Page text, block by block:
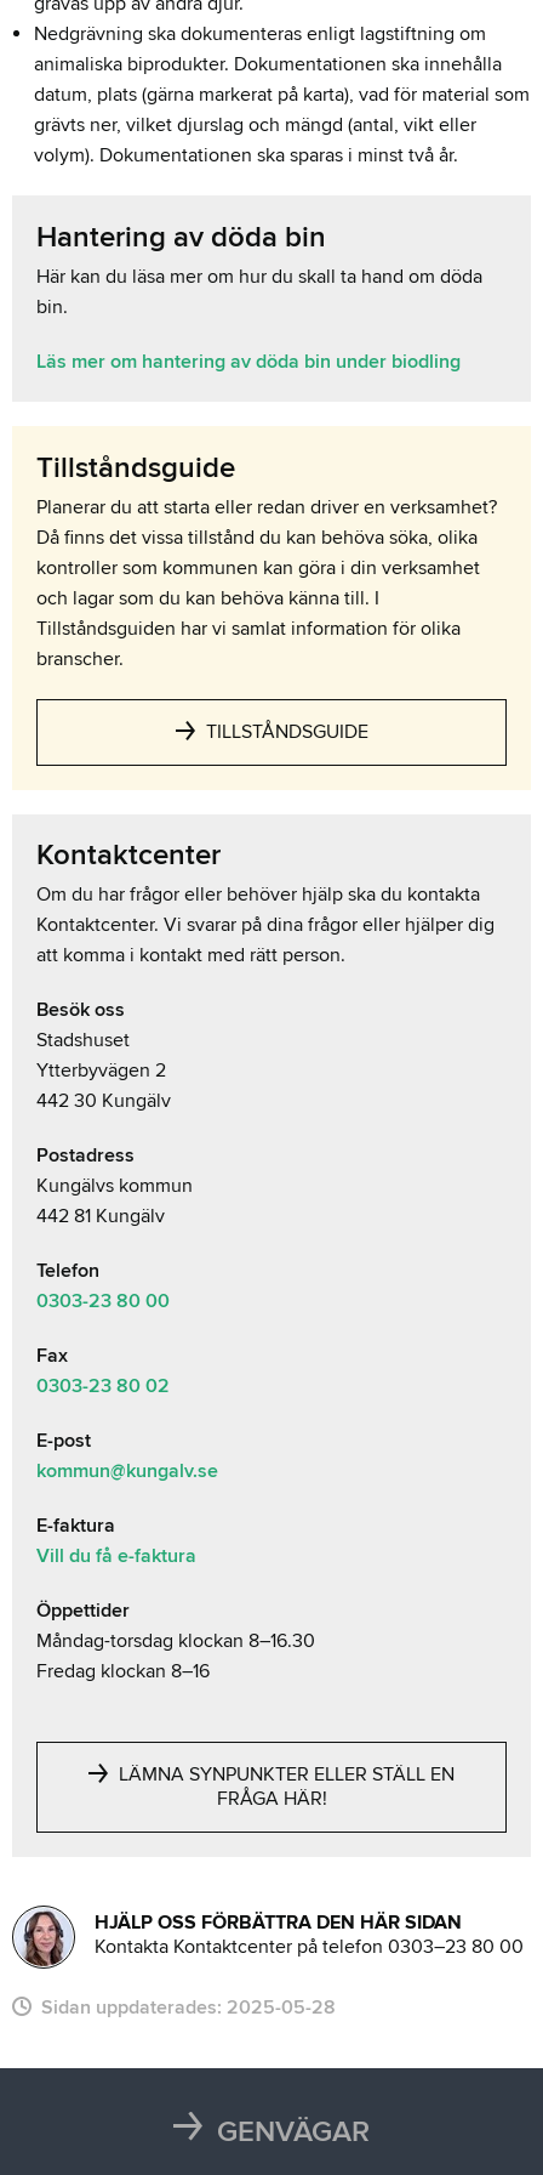
Nedgrävning ska dokumenteras enligt lagstiftning om
animaliska biprodukter. Dokumentationen ska innehålla
datum, plats (gärna markerat på karta), vad för material som
grävts ner, vilket djurslag och mängd (antal, vikt eller
volym). Dokumentationen ska sparas i minst två år.
Hantering av döda bin
Här kan du läsa mer om hur du skall ta hand om döda
bin.
Läs mer om hantering av döda bin under biodling
Tillståndsguide
Planerar du att starta eller redan driver en verksamhet?
Då finns det vissa tillstånd du kan behöva söka, olika
kontroller som kommunen kan göra i din verksamhet
och lagar som du kan behöva känna till. I
Tillståndsguiden har vi samlat information för olika
branscher.
TILLSTÅNDSGUIDE
Kontaktcenter
Om du har frågor eller behöver hjälp ska du kontakta
Kontaktcenter. Vi svarar på dina frågor eller hjälper dig
att komma i kontakt med rätt person.
Besök oss
Stadshuset
Ytterbyvägen 2
442 30 Kungälv
Postadress
Kungälvs kommun
442 81 Kungälv
Telefon
0303-23 80 00
Fax
0303-23 80 02
E-post
kommun@kungalv.se
E-faktura
Vill du få e-faktura
Öppettider
Måndag-torsdag klockan 8–16.30
Fredag klockan 8–16
LÄMNA SYNPUNKTER ELLER STÄLL EN
FRÅGA HÄR!
HJÄLP OSS FÖRBÄTTRA DEN HÄR SIDAN
Kontakta Kontaktcenter på telefon 0303–23 80 00
Sidan uppdaterades: 2025-05-28
GENVÄGAR